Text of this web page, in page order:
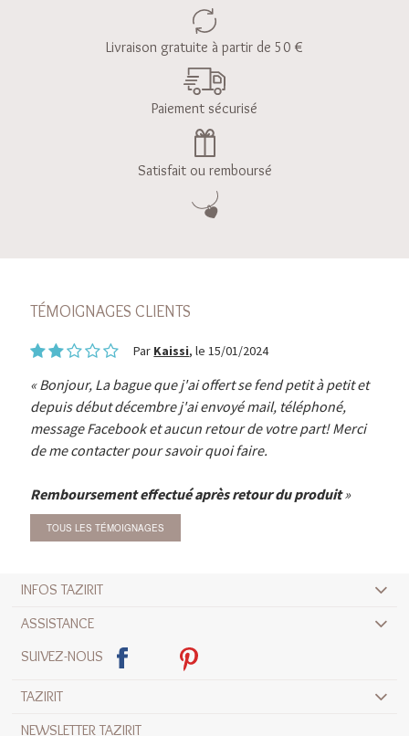
Livraison gratuite à partir de 50 €
Paiement sécurisé
Satisfait ou remboursé
TÉMOIGNAGES CLIENTS
Par Kaissi, le 15/01/2024
Bonjour, La bague que j'ai offert se fend petit à petit et
depuis début décembre j'ai envoyé mail, téléphoné,
message Facebook et aucun retour de votre part! Merci
de me contacter pour savoir quoi faire.
Remboursement effectué après retour du produit
TOUS LES TÉMOIGNAGES
INFOS TAZIRIT
ASSISTANCE
SUIVEZ-NOUS
TAZIRIT
NEWSLETTER TAZIRIT